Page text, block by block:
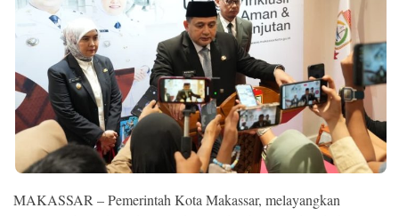
Olahraga
Ekonomi
Memori
MAKASSAR – Pemerintah Kota Makassar, melayangkan